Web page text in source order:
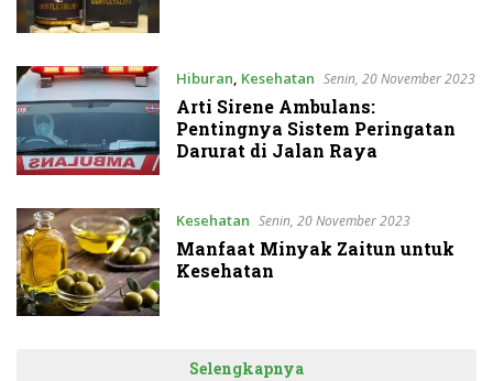
Hiburan, Kesehatan Senin, 20 November 2023
Arti Sirene Ambulans:
Pentingnya Sistem Peringatan
Darurat di Jalan Raya
Kesehatan Senin, 20 November 2023
Manfaat Minyak Zaitun untuk
Kesehatan
Selengkapnya